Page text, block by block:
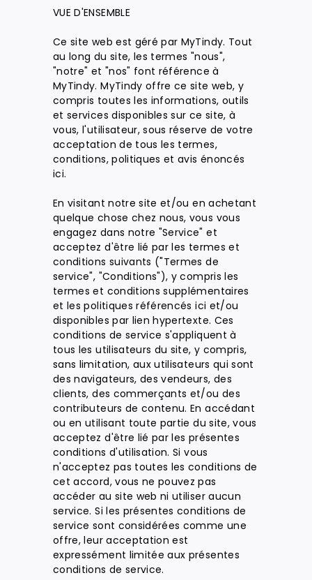
VUE D'ENSEMBLE
Ce site web est géré par MyTindy. Tout
au long du site, les termes "nous",
"notre" et "nos" font référence à
MyTindy. MyTindy offre ce site web, y
compris toutes les informations, outils
et services disponibles sur ce site, à
vous, l'utilisateur, sous réserve de votre
acceptation de tous les termes,
conditions, politiques et avis énoncés
ici.
En visitant notre site et/ou en achetant
quelque chose chez nous, vous vous
engagez dans notre "Service" et
acceptez d'être lié par les termes et
conditions suivants ("Termes de
service", "Conditions"), y compris les
termes et conditions supplémentaires
et les politiques référencés ici et/ou
disponibles par lien hypertexte. Ces
conditions de service s'appliquent à
tous les utilisateurs du site, y compris,
sans limitation, aux utilisateurs qui sont
des navigateurs, des vendeurs, des
clients, des commerçants et/ou des
contributeurs de contenu. En accédant
ou en utilisant toute partie du site, vous
acceptez d'être lié par les présentes
conditions d'utilisation. Si vous
n'acceptez pas toutes les conditions de
cet accord, vous ne pouvez pas
accéder au site web ni utiliser aucun
service. Si les présentes conditions de
service sont considérées comme une
offre, leur acceptation est
expressément limitée aux présentes
conditions de service.